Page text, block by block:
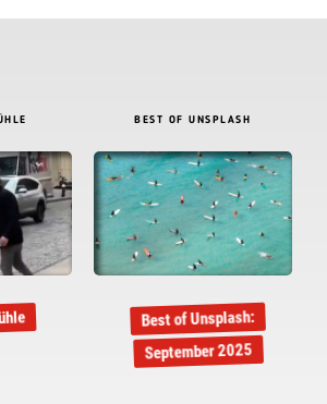
BEST OF UNSPLASH
Best of Unsplash:
September 2025